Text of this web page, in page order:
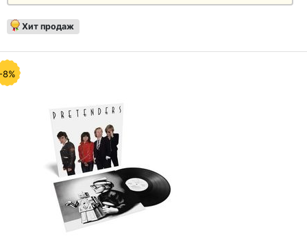
Хит продаж
8%